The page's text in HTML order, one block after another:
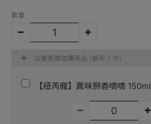
數量
以優惠價加購商品 (最多 1 件)
【紐芮寵】異味掰香噴噴 150ml